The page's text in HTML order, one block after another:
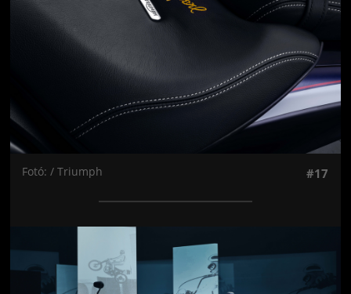
Fotó: / Triumph #17
Jön még kép!